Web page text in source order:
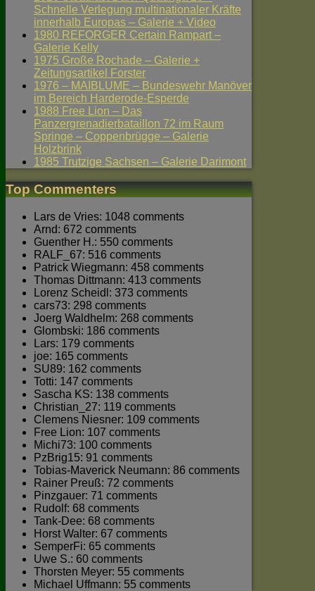
Schnelle Verlegung multinationaler Kräfte
innerhalb Europas – Galerie + Video
1980 REFORGER Certain Rampart –
Galerie Kelly
1975 Große Rochade – Galerie +
Zeitungsartikel Forster
1976 – MAIBLUME – Bundeswehr Manöver
im Bereich Harderode-Esperde
1988 Free Lion – Das
Panzergrenadierbataillon 72 im Raum
Springe – Coppenbrügge – Galerie
Holzbrink
1985 Trutzige Sachsen – Galerie Darimont
Top Commenters
Lars de Vries: 1048 comments
Arnd: 672 comments
Guenther H.: 550 comments
RALF_67: 516 comments
Patrick Wiegmann: 458 comments
Thomas Dittmann: 413 comments
Lorenz Scheidl: 373 comments
cars73: 298 comments
Joerg Waldhelm: 268 comments
Glombski: 186 comments
Lars: 179 comments
joe: 165 comments
SU89: 162 comments
Totti: 147 comments
Sascha KS: 138 comments
Christian_27: 119 comments
Clemens Niesner: 109 comments
Free Lion: 107 comments
Michi73: 100 comments
PzBrig15: 91 comments
Tobias-Maverick Neumann: 86 comments
Rainer Preuß: 72 comments
Pinzgauer: 71 comments
Rudolf: 68 comments
Tank-Dee: 68 comments
Horst Walter: 67 comments
SemperFi: 65 comments
Uwe S.: 60 comments
Thorsten Meyer: 55 comments
Michael Uffmann: 55 comments